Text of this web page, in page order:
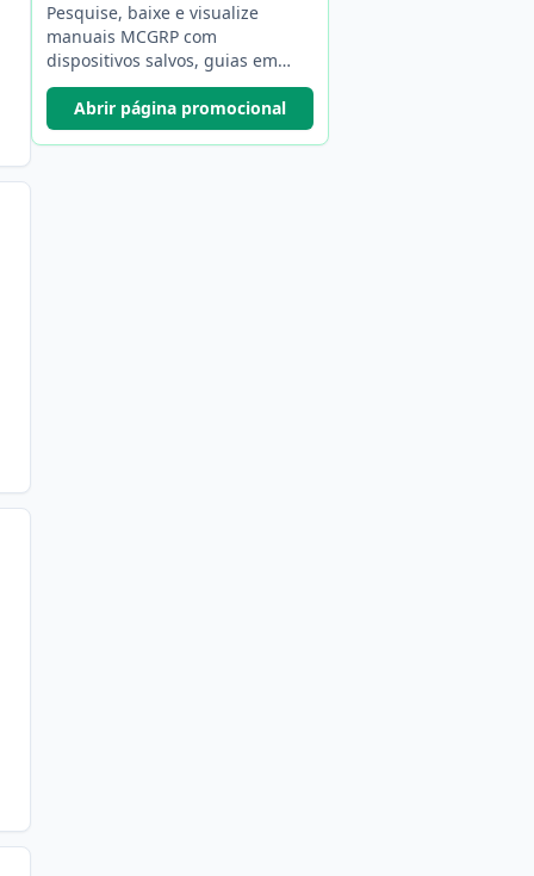
Pesquise, baixe e visualize
manuais MCGRP com
dispositivos salvos, guias em
PDF, marcadores e backups.
Abrir página promocional